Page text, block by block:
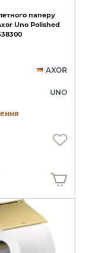
паперу
Uno Polished
AXOR
UNO